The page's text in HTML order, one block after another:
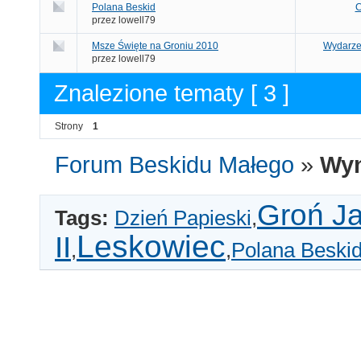
Polana Beskid
przez lowell79
Msze Święte na Groniu 2010
przez lowell79
Znalezione tematy [ 3 ]
Strony 1
Forum Beskidu Małego »
Tags: Dzień Papieski,Groń
II,Leskowiec,Polana